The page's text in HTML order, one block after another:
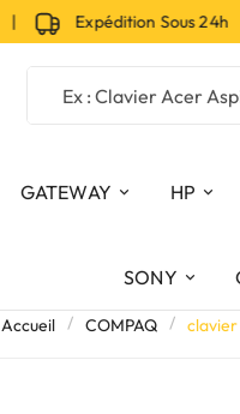
Expédition Sous 24h
GATEWAY HP
SONY
Accueil COMPAQ clavier